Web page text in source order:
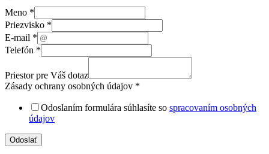
Meno *
Priezvisko *
E-mail *
Telefón *
Priestor pre Váš dotaz
Zásady ochrany osobných údajov *
Odoslaním formulára súhlasíte so spracovaním osobných
údajov
Model
Váš
Odoslať